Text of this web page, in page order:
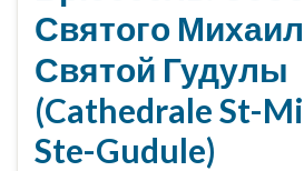
Святого
Святой Гудулы
(Cathedrale St-
Ste-Gudule)